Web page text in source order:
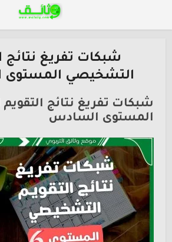
شبكات تفريغ نتائج
التشخيصي
شبكات تفريغ نتائج
المستوى السادس